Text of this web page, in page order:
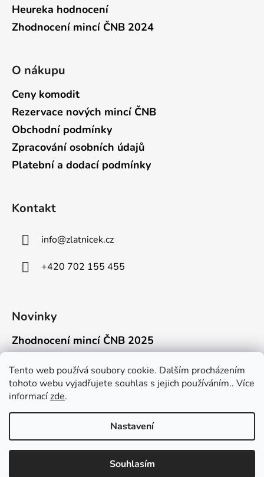
Tento web používá soubory cookie. Dalším procházením
tohoto webu vyjadřujete souhlas s jejich používáním.. Více
informacízde.
Nastavení
Souhlasím
Heureka hodnocení
Zhodnocení mincí ČNB 2024
O nákupu
Ceny komodit
Rezervace nových mincí ČNB
Obchodní podmínky
Zpracování osobních údajů
Platební a dodací podmínky
Kontakt
info@zlatnicek.cz
+420 702 155 455
Novinky
Zhodnocení mincí ČNB 2025
Připravili jsme pro vás jednoduchý a př...
Mýty o přepravě zlatých mincí mimo EU
Kdo někdy držel v ruce zlatou minci Wie...
Vytvořil Shoptet